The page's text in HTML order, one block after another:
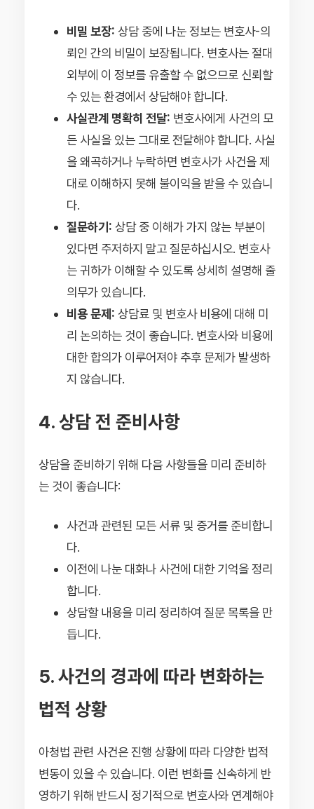
비밀 보장: 상담 중에 나눈 정보는 변호사-의
뢰인 간의 비밀이 보장됩니다. 변호사는 절대
외부에 이 정보를 유출할 수 없으므로 신뢰할
수 있는 환경에서 상담해야 합니다.
사실관계 명확히 전달: 변호사에게 사건의 모
든 사실을 있는 그대로 전달해야 합니다. 사실
을 왜곡하거나 누락하면 변호사가 사건을 제
대로 이해하지 못해 불이익을 받을 수 있습니
다.
질문하기: 상담 중 이해가 가지 않는 부분이
있다면 주저하지 말고 질문하십시오. 변호사
는 귀하가 이해할 수 있도록 상세히 설명해 줄
의무가 있습니다.
비용 문제: 상담료 및 변호사 비용에 대해 미
리 논의하는 것이 좋습니다. 변호사와 비용에
대한 합의가 이루어져야 추후 문제가 발생하
지 않습니다.
4. 상담 전 준비사항
상담을 준비하기 위해 다음 사항들을 미리 준비하
는 것이 좋습니다:
사건과 관련된 모든 서류 및 증거를 준비합니
다.
이전에 나눈 대화나 사건에 대한 기억을 정리
합니다.
상담할 내용을 미리 정리하여 질문 목록을 만
듭니다.
5. 사건의 경과에 따라 변화하는
법적 상황
아청법 관련 사건은 진행 상황에 따라 다양한 법적
변동이 있을 수 있습니다. 이런 변화를 신속하게 반
영하기 위해 반드시 정기적으로 변호사와 연계해야